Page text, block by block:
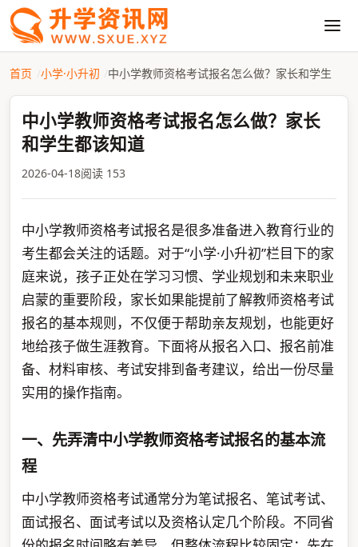
首页 小学·小升初 中小学教师资格考试报名怎么做？家长和学生
中小学教师资格考试报名怎么做？家长
和学生都该知道
2026-04-18阅读 153
中小学教师资格考试报名是很多准备进入教育行业的
考生都会关注的话题。对于“小学·小升初”栏目下的家
庭来说，孩子正处在学习习惯、学业规划和未来职业
启蒙的重要阶段，家长如果能提前了解教师资格考试
报名的基本规则，不仅便于帮助亲友规划，也能更好
地给孩子做生涯教育。下面将从报名入口、报名前准
备、材料审核、考试安排到备考建议，给出一份尽量
实用的操作指南。
一、先弄清中小学教师资格考试报名的基本流
程
中小学教师资格考试通常分为笔试报名、笔试考试、
面试报名、面试考试以及资格认定几个阶段。不同省